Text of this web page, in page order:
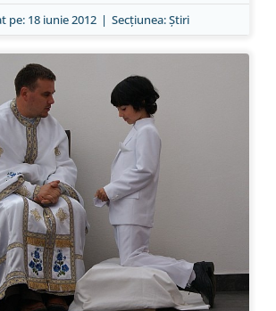
pe: 18 iunie 2012 | Secțiunea:Ştiri